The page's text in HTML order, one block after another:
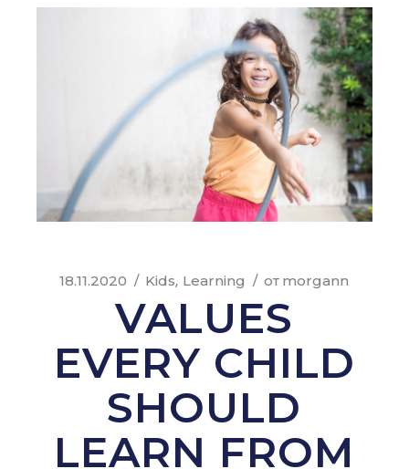
18.11.2020 Kids Learning от morgann
VALUES
EVERY CHILD
SHOULD
LEARN FROM